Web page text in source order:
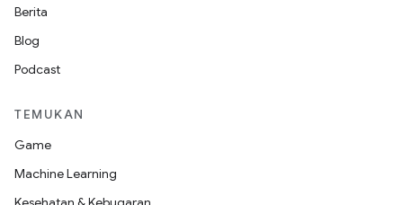
Berita
Blog
Podcast
TEMUKAN
Game
Machine Learning